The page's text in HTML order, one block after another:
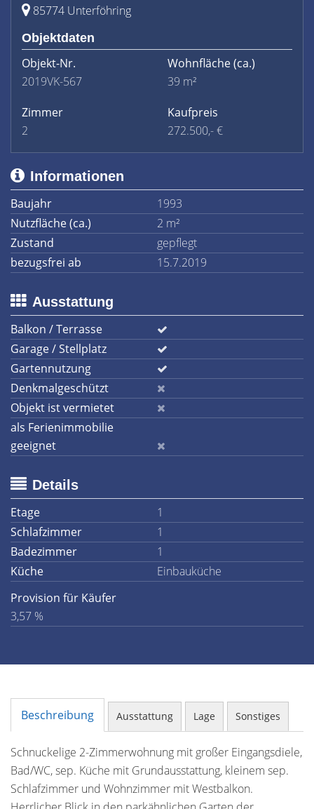
85774 Unterföhring
Objektdaten
Objekt-Nr.
2019VK-567
Wohnfläche(ca.)
39 m²
Zimmer
2
Kaufpreis
272.500,- €
Informationen
Baujahr
1993
Nutzfläche (ca.)
2 m²
Zustand
gepflegt
bezugsfrei ab
15.7.2019
Ausstattung
Balkon / Terrasse
Garage / Stellplatz
Gartennutzung
Denkmalgeschützt
Objekt ist vermietet
als Ferienimmobilie
geeignet
Details
Etage
1
Schlafzimmer
1
Badezimmer
1
Küche
Einbauküche
Provision für Käufer
3,57 %
Beschreibung Ausstattung Lage Sonstiges
Schnuckelige 2-Zimmerwohnung mit großer Eingangsdiele,
Bad/WC, sep. Küche mit Grundausstattung, kleinem sep.
Schlafzimmer und Wohnzimmer mit Westbalkon.